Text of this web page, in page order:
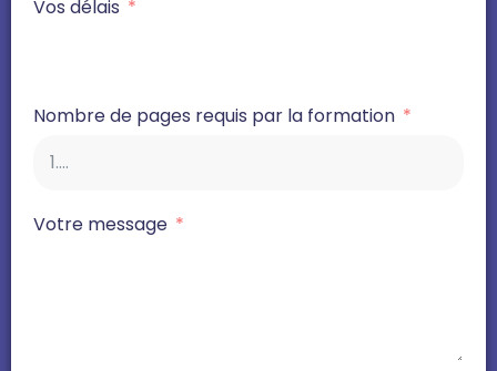
Vos délais
Nombre de pages requis par la formation
Votre message